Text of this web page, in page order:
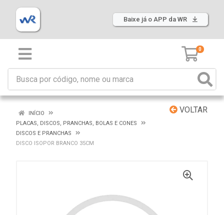
Baixe já o APP da WR
0
VOLTAR
INÍCIO
PLACAS, DISCOS, PRANCHAS, BOLAS E CONES
DISCOS E PRANCHAS
DISCO ISOPOR BRANCO 35CM